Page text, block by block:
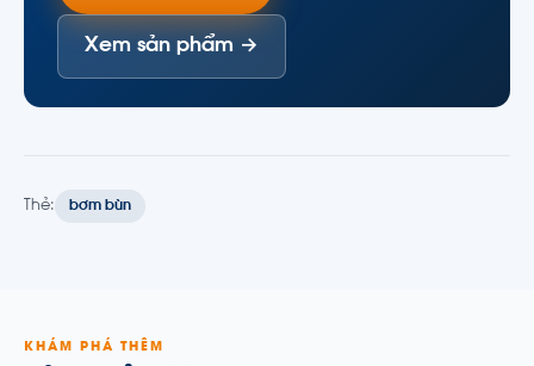
Xem sản phẩm →
Thẻ: bơm bùn
KHÁM PHÁ THÊM